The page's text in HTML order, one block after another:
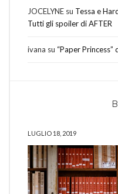
JOCELYNE su Tessa e
Tutti gli spoiler di AFTER
ivana su “Paper Princess”
LUGLIO 18, 2019